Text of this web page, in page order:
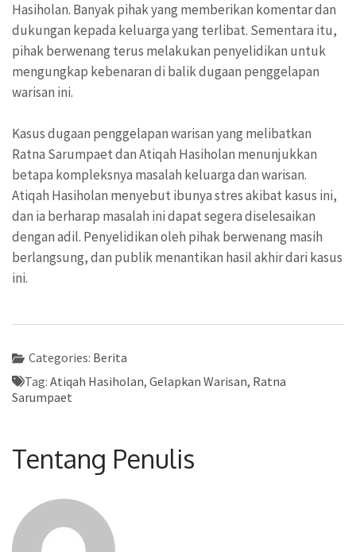
Hasiholan. Banyak pihak yang memberikan komentar dan
dukungan kepada keluarga yang terlibat. Sementara itu,
pihak berwenang terus melakukan penyelidikan untuk
mengungkap kebenaran di balik dugaan penggelapan
warisan ini.
Kasus dugaan penggelapan warisan yang melibatkan
Ratna Sarumpaet dan Atiqah Hasiholan menunjukkan
betapa kompleksnya masalah keluarga dan warisan.
Atiqah Hasiholan menyebut ibunya stres akibat kasus ini,
dan ia berharap masalah ini dapat segera diselesaikan
dengan adil. Penyelidikan oleh pihak berwenang masih
berlangsung, dan publik menantikan hasil akhir dari kasus
ini.
Categories: Berita
Tag: Atiqah Hasiholan, Gelapkan Warisan, Ratna
Sarumpaet
Tentang Penulis